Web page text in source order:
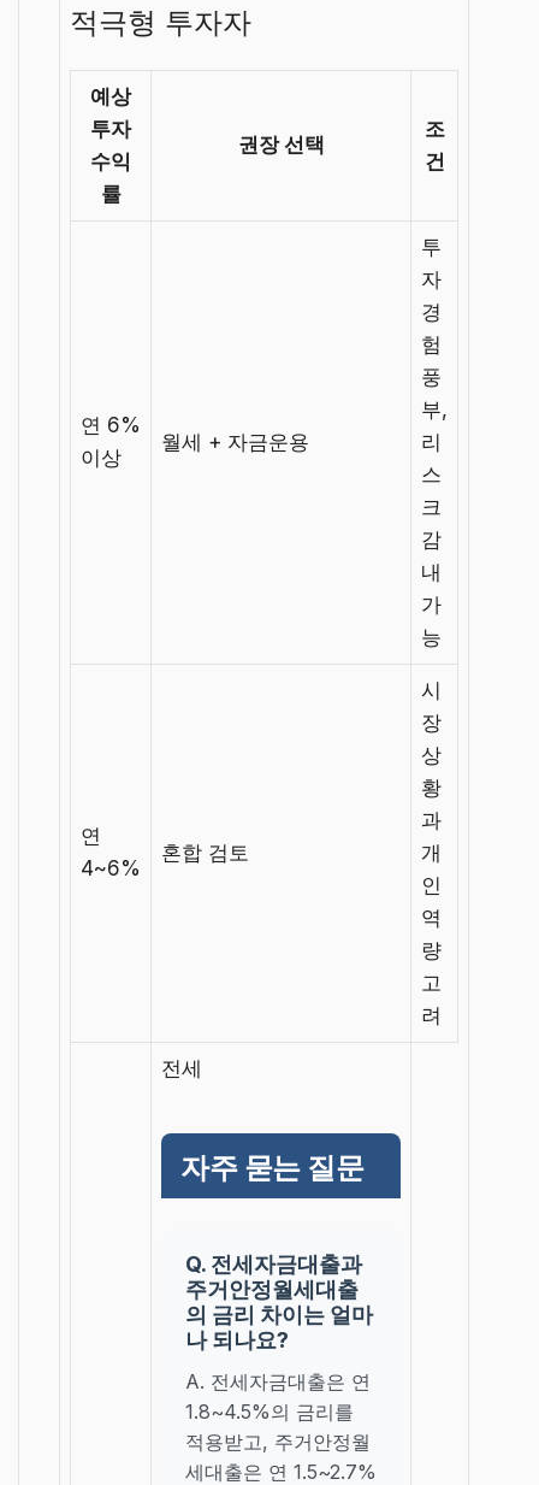
적극형 투자자
예상
투자
수익
률
권장 선택
조
건
연 6%
이상
월세 + 자금운용
투
자
경
험
풍
부,
리
스
크
감
내
가
능
연
4~6%
혼합 검토
시
장
상
황
과
개
인
역
량
고
려
전세
자주 묻는 질문
Q. 전세자금대출과
주거안정월세대출
의 금리 차이는 얼마
나 되나요?
A. 전세자금대출은 연
1.8~4.5%의 금리를
적용받고, 주거안정월
세대출은 연 1.5~2.7%